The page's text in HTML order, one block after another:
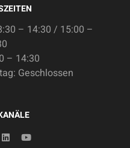
– 14:30 / 15:00 –
– 14:30
Geschlossen